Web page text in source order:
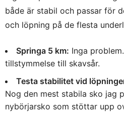
både är stabil och passar för
och löpning på de flesta
Springa 5 km: Inga
tillstymmelse till skavsår.
Testa stabilitet vid
Nog den mest stabila sko jag
nybörjarsko som stöttar upp